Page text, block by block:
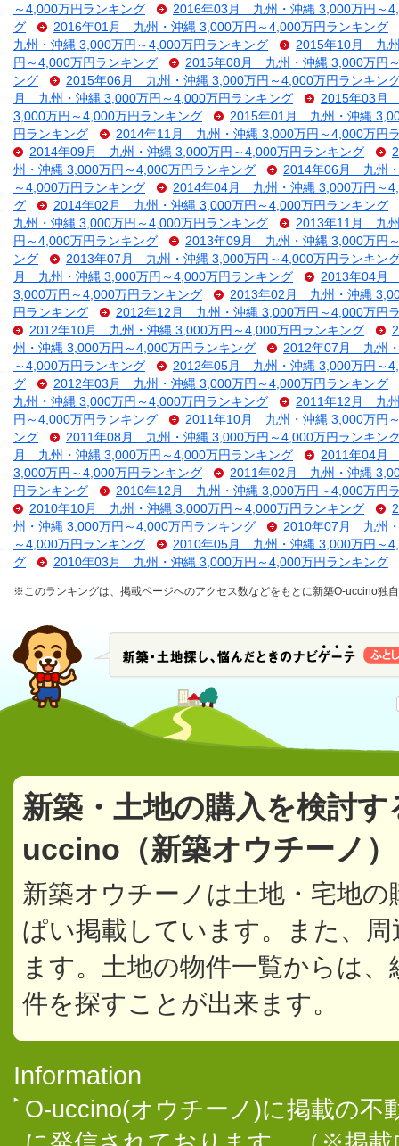
～4,000万円ランキング
2016年03月 九州・沖縄 3,000万円～
グ
2016年01月 九州・沖縄 3,000万円～4,000万円ランキング
九州・沖縄 3,000万円～4,000万円ランキング
2015年10月 九州
円～4,000万円ランキング
2015年08月 九州・沖縄 3,000万円
ング
2015年06月 九州・沖縄 3,000万円～4,000万円ランキン
月 九州・沖縄 3,000万円～4,000万円ランキング
2015年03月
3,000万円～4,000万円ランキング
2015年01月 九州・沖縄
円ランキング
2014年11月 九州・沖縄 3,000万円～4,000万円
2014年09月 九州・沖縄 3,000万円～4,000万円ランキング
州・沖縄 3,000万円～4,000万円ランキング
2014年06月 九州
～4,000万円ランキング
2014年04月 九州・沖縄 3,000万円～
グ
2014年02月 九州・沖縄 3,000万円～4,000万円ランキング
九州・沖縄 3,000万円～4,000万円ランキング
2013年11月 九州
円～4,000万円ランキング
2013年09月 九州・沖縄 3,000万円
ング
2013年07月 九州・沖縄 3,000万円～4,000万円ランキン
月 九州・沖縄 3,000万円～4,000万円ランキング
2013年04月
3,000万円～4,000万円ランキング
2013年02月 九州・沖縄
円ランキング
2012年12月 九州・沖縄 3,000万円～4,000万円
2012年10月 九州・沖縄 3,000万円～4,000万円ランキング
州・沖縄 3,000万円～4,000万円ランキング
2012年07月 九州
～4,000万円ランキング
2012年05月 九州・沖縄 3,000万円～
グ
2012年03月 九州・沖縄 3,000万円～4,000万円ランキング
九州・沖縄 3,000万円～4,000万円ランキング
2011年12月 九州
円～4,000万円ランキング
2011年10月 九州・沖縄 3,000万円
ング
2011年08月 九州・沖縄 3,000万円～4,000万円ランキン
月 九州・沖縄 3,000万円～4,000万円ランキング
2011年04月
3,000万円～4,000万円ランキング
2011年02月 九州・沖縄
円ランキング
2010年12月 九州・沖縄 3,000万円～4,000万円
2010年10月 九州・沖縄 3,000万円～4,000万円ランキング
州・沖縄 3,000万円～4,000万円ランキング
2010年07月 九州
～4,000万円ランキング
2010年05月 九州・沖縄 3,000万円～
グ
2010年03月 九州・沖縄 3,000万円～4,000万円ランキング
※このランキングは、掲載ページへのアクセス数などをもとに新築O-uccino独
新築・土地の購入を検討
uccino（新築オウチーノ
新築オウチーノは土地・宅地
ぱい掲載しています。また、
ます。土地の物件一覧からは
件を探すことが出来ます。
Information
O-uccino(オウチーノ)に掲載の不